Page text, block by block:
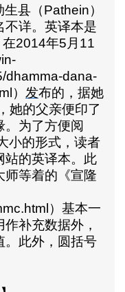
生县（Pathein）
不详。英译本是
在2014年5 月 11
dhamma-dana-
） 发布的，据她
她的父亲便印了
为了方便阅
小的形式，读者
站的英译本。此
师等着的《宣隆
）基本一
补充数据外，
。此外，圆括号